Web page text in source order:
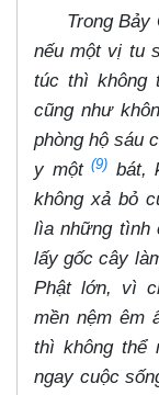
Trong Bảy
nếu một vị tu
túc thì không
cũng như
phòng hộ sáu
y một(9) bát,
không xả bỏ
lìa những tình
lấy gốc cây
Phật lớn, vì
mền nệm êm
thì không thể
ngay cuộc